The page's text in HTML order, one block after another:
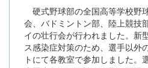
硬式野球部の全国高等学校野
会、バドミントン部、陸上競技
イの壮行会が行われました。新
ス感染症対策のため、選手以外
トにて各教室で参加しました。